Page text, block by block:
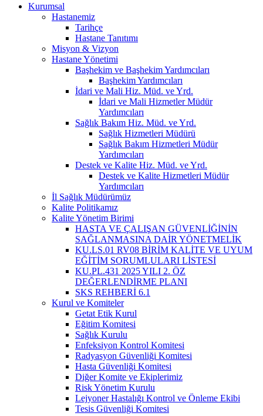
Kurumsal
Hastanemiz
Tarihçe
Hastane Tanıtımı
Misyon & Vizyon
Hastane Yönetimi
Başhekim ve Başhekim Yardımcıları
Başhekim Yardımcıları
İdari ve Mali Hiz. Müd. ve Yrd.
İdari ve Mali Hizmetler Müdür
Yardımcıları
Sağlık Bakım Hiz. Müd. ve Yrd.
Sağlık Hizmetleri Müdürü
Sağlık Bakım Hizmetleri Müdür
Yardımcıları
Destek ve Kalite Hiz. Müd. ve Yrd.
Destek ve Kalite Hizmetleri Müdür
Yardımcıları
İl Sağlık Müdürümüz
Kalite Politikamız
Kalite Yönetim Birimi
HASTA VE ÇALIŞAN GÜVENLİĞİNİN
SAĞLANMASINA DAİR YÖNETMELİK
KU.LS.01 RV08 BİRİM KALİTE VE UYUM
EĞİTİM SORUMLULARI LİSTESİ
KU.PL.431 2025 YILI 2. ÖZ
DEĞERLENDİRME PLANI
SKS REHBERİ 6.1
Kurul ve Komiteler
Getat Etik Kurul
Eğitim Komitesi
Sağlık Kurulu
Enfeksiyon Kontrol Komitesi
Radyasyon Güvenliği Komitesi
Hasta Güvenliği Komitesi
Diğer Komite ve Ekiplerimiz
Risk Yönetim Kurulu
Lejyoner Hastalığı Kontrol ve Önleme Ekibi
Tesis Güvenliği Komitesi